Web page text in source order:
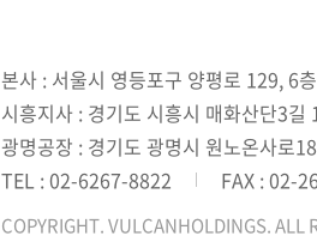
본사 : 서울시 영등포구 양평로 129, 6층
시흥지사 : 경기도 시흥시 매화산단3
광명공장 : 경기도 광명시 원노온사로18
TEL : 02-6267-8822
FAX : 02-
COPYRIGHT. VULCANHOLDINGS. ALL